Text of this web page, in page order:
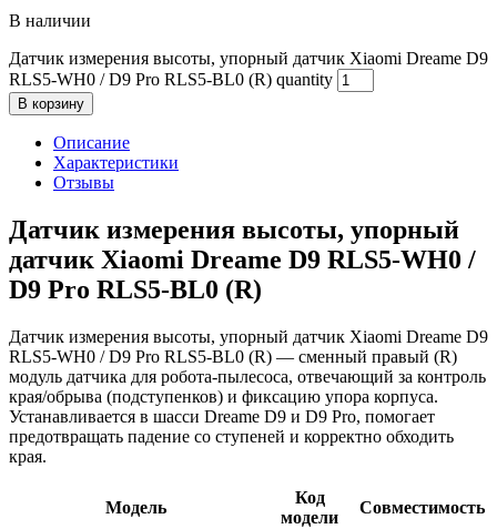
В наличии
Датчик измерения высоты, упорный датчик Xiaomi Dreame D9
RLS5-WH0 / D9 Pro RLS5-BL0 (R) quantity
В корзину
Описание
Характеристики
Отзывы
Датчик измерения высоты, упорный
датчик Xiaomi Dreame D9 RLS5-WH0 /
D9 Pro RLS5-BL0 (R)
Датчик измерения высоты, упорный датчик Xiaomi Dreame D9
RLS5-WH0 / D9 Pro RLS5-BL0 (R) — сменный правый (R)
модуль датчика для робота‑пылесоса, отвечающий за контроль
края/обрыва (подступенков) и фиксацию упора корпуса.
Устанавливается в шасси Dreame D9 и D9 Pro, помогает
предотвращать падение со ступеней и корректно обходить
края.
Модель
Код
модели
Совместимость